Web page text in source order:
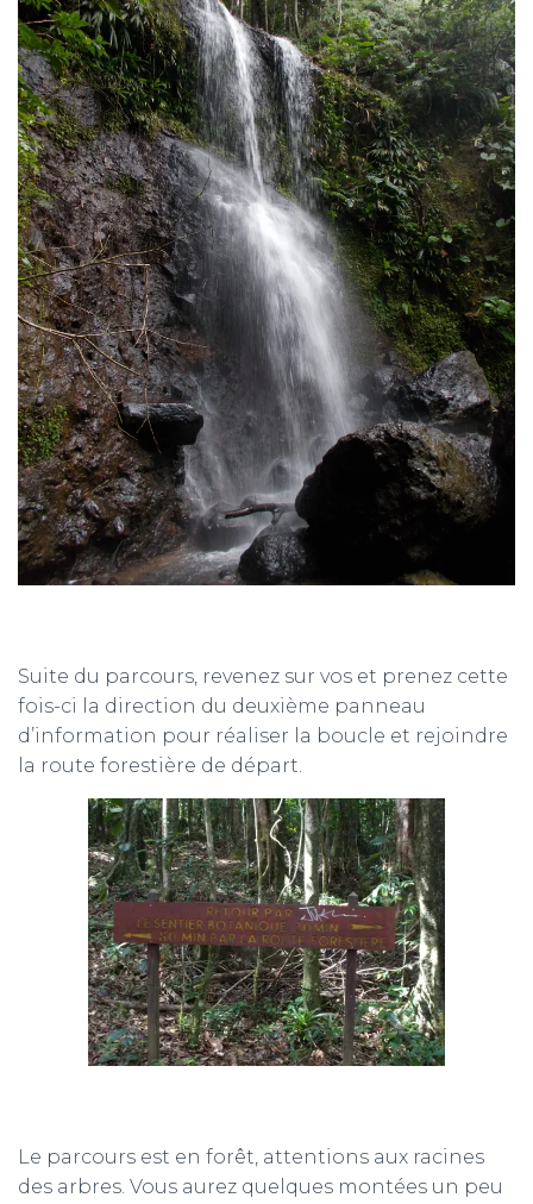
Suite du parcours, revenez sur vos et prenez cette
fois-ci la direction du deuxième panneau
d’information pour réaliser la boucle et rejoindre
la route forestière de départ.
Le parcours est en forêt, attentions aux racines
des arbres. Vous aurez quelques montées un peu